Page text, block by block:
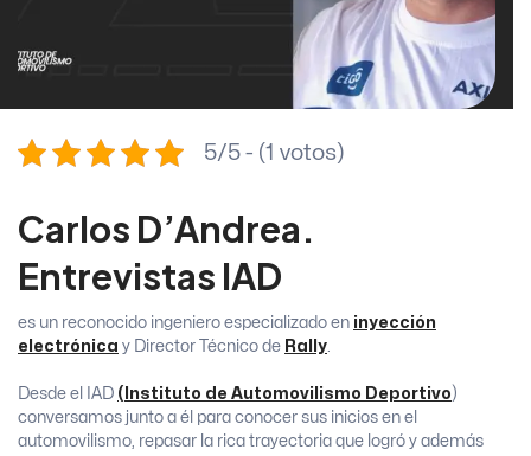
5/5 - (1 votos)
Carlos D’Andrea.
Entrevistas IAD
es un reconocido ingeniero especializado en inyección
electrónica y Director Técnico de Rally
Desde el IAD (Instituto de Automovilismo Deportivo )
conversamos junto a él para conocer sus inicios en el
automovilismo, repasar la rica trayectoria que logró y además